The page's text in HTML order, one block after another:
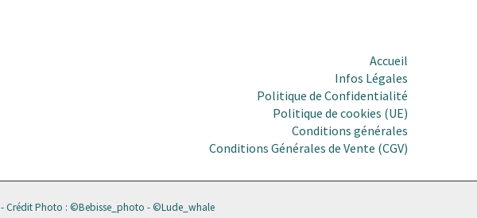
Accueil
Infos Légales
Politique de Confidentialité
Politique de cookies (UE)
Conditions générales
Conditions Générales de Vente (CGV)
- Crédit Photo : ©Bebisse_photo - ©Lude_whale